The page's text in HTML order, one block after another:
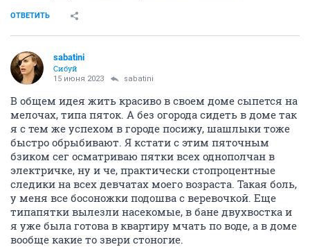
ОТВЕТИТЬ
sabatini
Сибуй
15 июня 2023 sabatini
В общем идея жить красиво в своем доме сыпется на
мелочах, типа пяток. А без огорода сидеть в доме так
я с тем же успехом в городе посижу, шашлыки тоже
быстро обрыбивают. Я кстати с этим пяточным
бзиком сег осматриваю пятки всех однополчан в
электричке, ну и че, практически стопроцентные
следики на всех девчатах моего возраста. Такая боль,
у меня все босоножки подошва с веревочкой. Еще
типапятки вылезли насекомые, в бане двухвостка и
я уже была готова в квартиру мчать по воде, а в доме
вообще какие то звери стоногие.